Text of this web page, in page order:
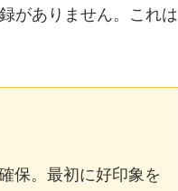
がありません。これは
保。最初に好印象を